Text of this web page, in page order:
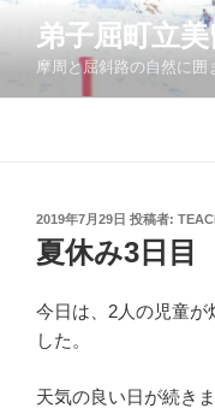
ン
弟子屈町立
摩周と屈斜路の自然に囲
投
稿
日:
2019年7月29日 投稿者:
夏休み3日目
今日は、2人の児童が
した。
天気の良い日が続き